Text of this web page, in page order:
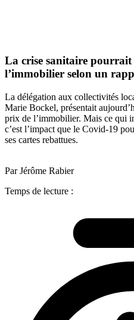
La crise sanitaire
l’immobilier selon un
La délégation aux collectivités
Marie Bockel, présentait
prix de l’immobilier. Mais ce qui
c’est l’impact que le Covid-19
ses cartes rebattues.
Par Jérôme Rabier
Temps de lecture :